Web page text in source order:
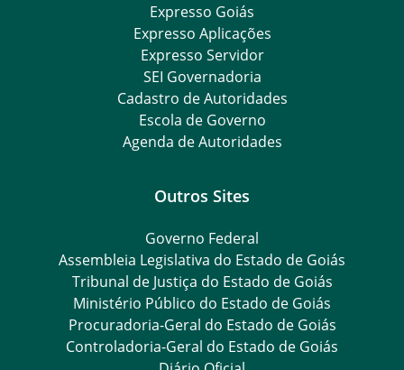
Expresso Goiás
Expresso Aplicações
Expresso Servidor
SEI Governadoria
Cadastro de Autoridades
Escola de Governo
Agenda de Autoridades
Outros Sites
Governo Federal
Assembleia Legislativa do Estado de Goiás
Tribunal de Justiça do Estado de Goiás
Ministério Público do Estado de Goiás
Procuradoria-Geral do Estado de Goiás
Controladoria-Geral do Estado de Goiás